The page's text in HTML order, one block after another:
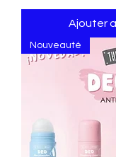
Ajouter
Nouveauté